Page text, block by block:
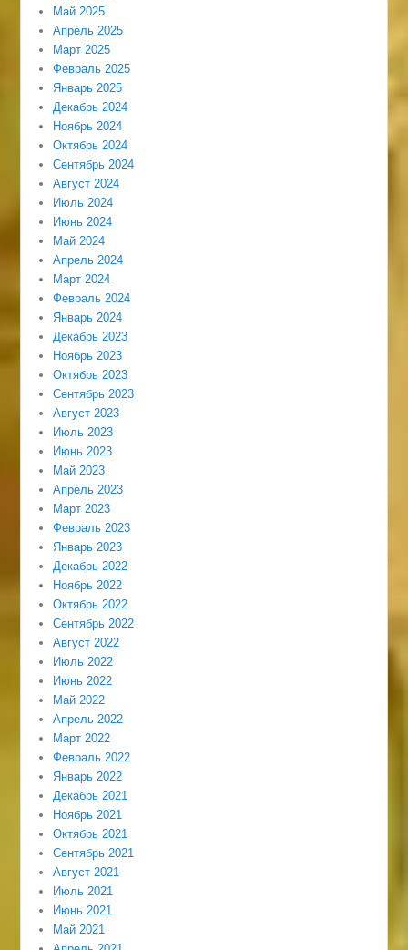
Май 2025
Апрель 2025
Март 2025
Февраль 2025
Январь 2025
Декабрь 2024
Ноябрь 2024
Октябрь 2024
Сентябрь 2024
Август 2024
Июль 2024
Июнь 2024
Май 2024
Апрель 2024
Март 2024
Февраль 2024
Январь 2024
Декабрь 2023
Ноябрь 2023
Октябрь 2023
Сентябрь 2023
Август 2023
Июль 2023
Июнь 2023
Май 2023
Апрель 2023
Март 2023
Февраль 2023
Январь 2023
Декабрь 2022
Ноябрь 2022
Октябрь 2022
Сентябрь 2022
Август 2022
Июль 2022
Июнь 2022
Май 2022
Апрель 2022
Март 2022
Февраль 2022
Январь 2022
Декабрь 2021
Ноябрь 2021
Октябрь 2021
Сентябрь 2021
Август 2021
Июль 2021
Июнь 2021
Май 2021